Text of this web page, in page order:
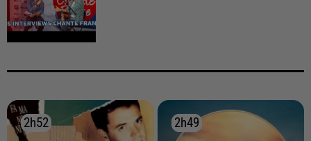
2h52
2h52 2h49
2h49